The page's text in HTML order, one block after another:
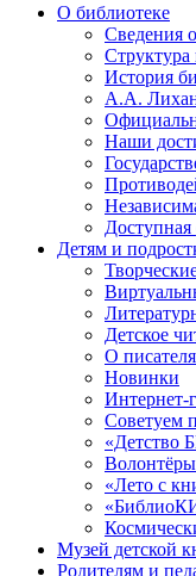
О библиотеке
Сведения
Структура
История
А.А.
Наши
Доступная
Детям и
Детское
О
Новинки
Интернет-
Советуем
«Детство
«Лето с
Музей детской
Родителям и